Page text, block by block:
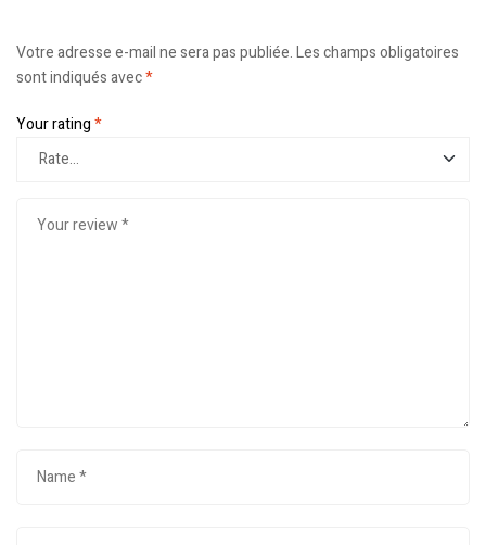
Votre adresse e-mail ne sera pas publiée.Les champs obligatoires
sont indiqués avec*
Your rating*